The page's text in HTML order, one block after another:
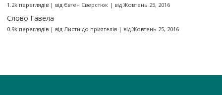
1.2k переглядів| від Євген Сверстюк| від Жовтень 25, 2016
Слово Гавела
0.9k переглядів| від Листи до приятелів| від Жовтень 25, 2016